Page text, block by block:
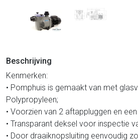
Beschrijving
Kenmerken:
• Pomphuis is gemaakt van met
Polypropyleen;
• Voorzien van 2 aftappluggen en
• Transparant deksel voor inspectie
• Door draaiknopsluiting eenvoudig